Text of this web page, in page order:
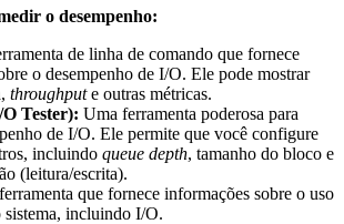
o desempenho:
de linha de comando que fornece
o desempenho de I/O. Ele pode mostrar
throughpute outras métricas.
Tester): Uma ferramenta poderosa para
de I/O. Ele permite que você configure
incluindo queue depth, tamanho do bloco e
(leitura/escrita).
que fornece informações sobre o uso
sistema, incluindo I/O.